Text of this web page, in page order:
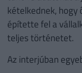
kételkednek,
építette fel a
teljes történetet.
Az interjúban